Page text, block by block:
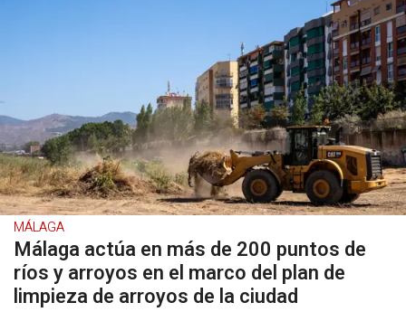
MÁLAGA
Málaga actúa en más de 200 puntos de
ríos y arroyos en el marco del plan de
limpieza de arroyos de la ciudad